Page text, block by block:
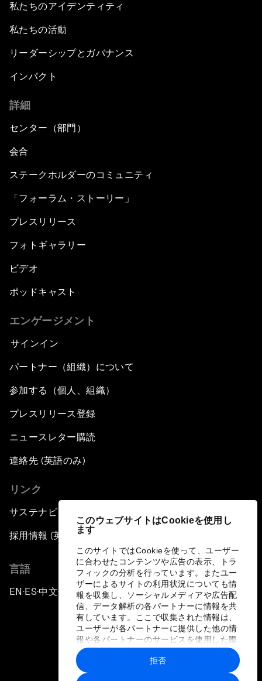
このウェブサイトはCookieを使用し
ます
このサイトではCookieを使って、ユーザー
に合わせたコンテンツや広告の表示、トラ
フィックの分析を行っています。またユー
ザーによるサイトの利用状況についても情
報を収集し、ソーシャルメディアや広告配
信、データ解析の各パートナーに情報を共
有しています。ここで収集された情報は、
ユーザーが各パートナーに提供した他の情
報や各パートナーのサービスを使用した際
に収集された情報と組み合わされ、各パー
トナーによって使用されることがありま
す。
拒否
私たちのアイデンティティ
私たちの活動
リーダーシップとガバナンス
インパクト
詳細
センター（部門）
会合
ステークホルダーのコミュニティ
「フォーラム・ストーリー」
プレスリリース
フォトギャラリー
ビデオ
ポッドキャスト
エンゲージメント
サインイン
パートナー（組織）について
参加する（個人、組織）
プレスリリース登録
ニュースレター購読
連絡先 (英語のみ)
リンク
サステナビリティへの取り組み
採用情報 (英語のみ)
言語
EN ▪ ES▪中文▪ 日本語
プライバシーポリシーと利用規約